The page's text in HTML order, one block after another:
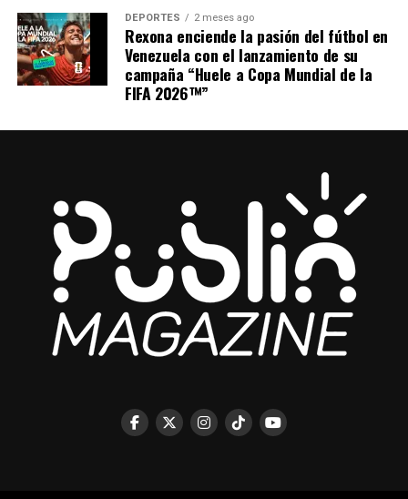
DEPORTES 2 meses ago
Rexona enciende la pasión del fútbol en
Venezuela con el lanzamiento de su
campaña “Huele a Copa Mundial de la
FIFA 2026™”